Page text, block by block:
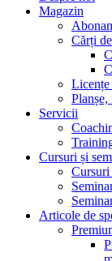
Magazin
Cărți
Licențe
Servicii
Cursuri și
Cursuri
Articole de